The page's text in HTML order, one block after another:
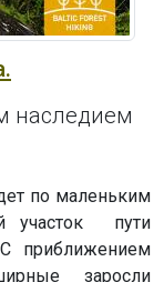
наследием
по маленьким
участок пути
приближением
заросли